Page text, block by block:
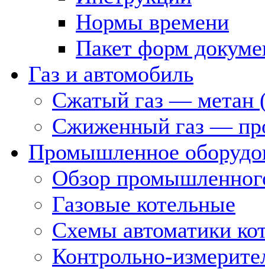
Нормы времени
Пакет форм
Газ и автомобиль
Сжатый газ — метан
Сжиженный газ —
Промышленное
Обзор
Газовые котельные
Схемы автоматики
Контрольно-